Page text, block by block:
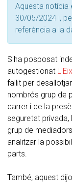
Aquesta notícia
30/05/2024 i,
referència a la
S'ha posposat
autogestionat
fallit per
nombrós grup de
carrer i de la
seguretat privada,
grup de
analitzar la
parts.
També, aquest